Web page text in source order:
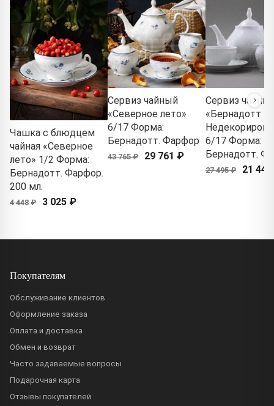
Чашка с блюдцем
чайная «Северное
лето» 1/2 Форма:
Бернадотт. Фарфор.
200 мл.
4 448 ₽ 3 025 ₽
Сервиз чайный
«Северное лето»
6/17 Форма:
Бернадотт. Фарфор
43 765 ₽ 29 761 ₽
Сервиз
«Бернадотт
6/17 Форма:
Бернадотт.
27 495 ₽ 21
Покупателям
Обслуживание клиентов
Оформление заказа
Оплата и доставка
Обмен и возврат
Часто задаваемые вопросы
Подарочная карта
Отзывы покупателей